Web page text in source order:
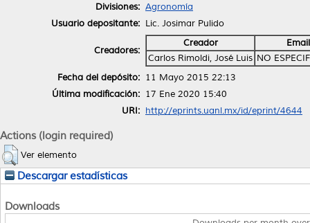
Divisiones: Agronomía
Usuario depositante: Lic. Josimar Pulido
Creadores:
Creador
Email
Carlos Rimoldi, José Luis NO
Fecha del depósito: 11 Mayo 2015 22:13
Última modificación: 17 Ene 2020 15:40
URI: http://eprints.uanl.mx/id/eprint/4644
Actions (login required)
Ver elemento
Descargar estadísticas
Downloads